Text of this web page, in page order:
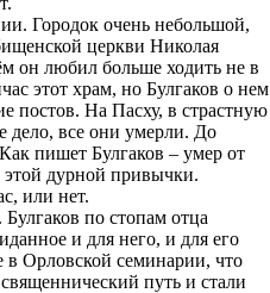
Городок очень небольшой,
церкви Николая
он любил больше ходить не в
этот храм, но Булгаков о нем
постов. На Пасху, в страстную
дело, все они умерли. До
пишет Булгаков – умер от
этой дурной привычки.
или нет.
по стопам отца
и для него, и для его
в Орловской семинарии, что
путь и стали